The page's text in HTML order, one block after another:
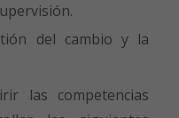
del cambio y la
las competencias